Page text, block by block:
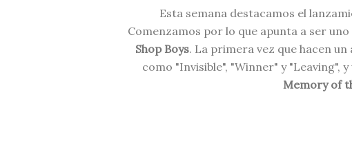
Esta semana destacamos el
Comenzamos por lo que apunta a ser
Shop Boys. La primera vez que hacen
como "Invisible", "Winner" y "Leaving",
Memory of